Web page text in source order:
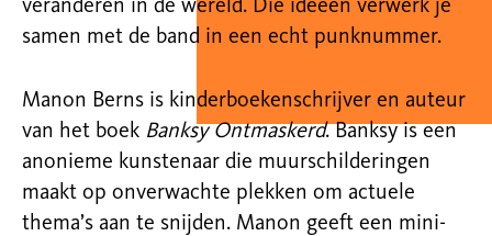
veranderen in de wereld. Die ideeën verwerk je
samen met de band in een echt punknummer.
Manon Berns is kinderboekenschrijver en auteur
van het boek Banksy Ontmaskerd. Banksy is een
anonieme kunstenaar die muurschilderingen
maakt op onverwachte plekken om actuele
thema’s aan te snijden. Manon geeft een mini-